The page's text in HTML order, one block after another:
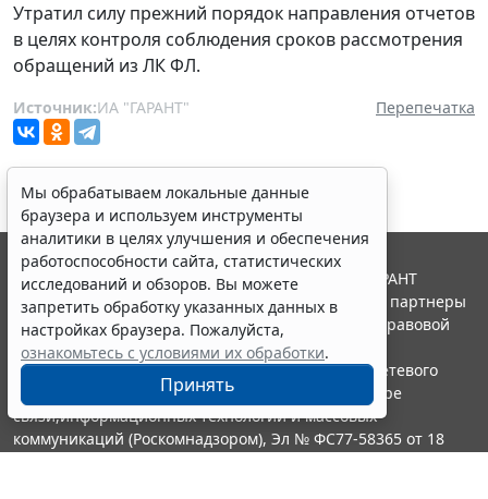
Утратил силу прежний порядок направления отчетов
в целях контроля соблюдения сроков рассмотрения
обращений из ЛК ФЛ.
Источник:ИА "ГАРАНТ" Перепечатка
Мы обрабатываем локальные данные
браузера и используем инструменты
аналитики в целях улучшения и обеспечения
работоспособности сайта, статистических
исследований и обзоров. Вы можете
запретить обработку указанных данных в
настройках браузера. Пожалуйста,
ознакомьтесь с условиями их обработки.
Принять
© ООО "НПП "ГАРАНТ-СЕРВИС", 2026. Система ГАРАНТ
выпускается с 1990 года. Компания "Гарант" и ее партнеры
являются участниками Российской ассоциации правовой
информации ГАРАНТ.
Портал ГАРАНТ.РУ зарегистрирован в качестве сетевого
издания Федеральной службой по надзору в сфере
связи,информационных технологий и массовых
коммуникаций (Роскомнадзором), Эл № ФС77-58365 от 18